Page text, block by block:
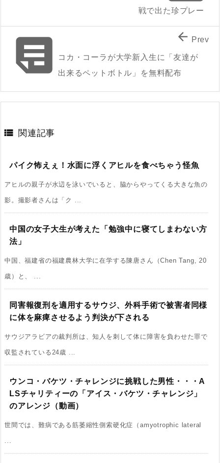
戦で出た珍プレー

コカ・コーラが大学新入生に「友達が
出来るペットボトル」を無料配布
 Prev
 関連記事
パイク怖えぇ！水面に浮くアヒルを食べちゃう怪魚
アヒルの親子が水辺を泳いでいると、脇からやってくる大きな魚の
影。撮影者さんは「ク ...
中国の女子大生が考えた「勉強中に寝てしまわない方
法」
中国、福建省の福建農林大学に在学する陳唐さん（Chen Tang, 20
歳）と、 ...
同害報復刑を適用するサウジ、外科手術で被害者同様
に体を麻痺させるよう判決が下される
サウジアラビアの裁判所は、知人を刺して体に障害を負わせた罪で
収監されている24歳 ...
ウンコ・バケツ・チャレンジに挑戦した男性・・・A
LSチャリティーの「アイス・バケツ・チャレンジ」
のアレンジ（動画）
世間では、難病である筋萎縮性側索硬化症（amyotrophic lateral